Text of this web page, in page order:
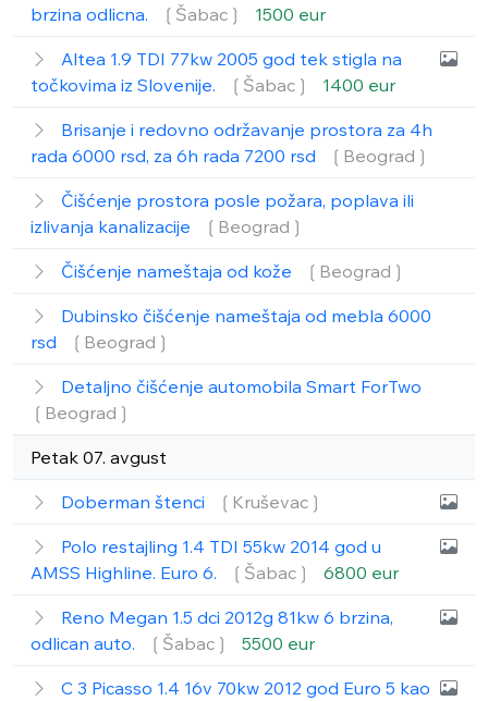
brzina odlicna.
❲Šabac❳ 1500 eur
Altea 1.9 TDI 77kw 2005 god tek stigla na
točkovima iz Slovenije.
❲Šabac❳ 1400 eur
Brisanje i redovno održavanje prostora za 4h
rada 6000 rsd, za 6h rada 7200 rsd
❲Beograd❳
Čišćenje prostora posle požara, poplava ili
izlivanja kanalizacije
❲Beograd❳
Čišćenje nameštaja od kože ❲Beograd❳
Dubinsko čišćenje nameštaja od mebla 6000
rsd
❲Beograd❳
Detaljno čišćenje automobila Smart ForTwo
❲Beograd❳
Petak 07. avgust
Doberman štenci ❲Kruševac❳
Polo restajling 1.4 TDI 55kw 2014 god u
AMSS Highline. Euro 6.
❲Šabac❳ 6800 eur
Reno Megan 1.5 dci 2012g 81kw 6 brzina,
odlican auto.
❲Šabac❳ 5500 eur
C 3 Picasso 1.4 16v 70kw 2012 god Euro 5 kao